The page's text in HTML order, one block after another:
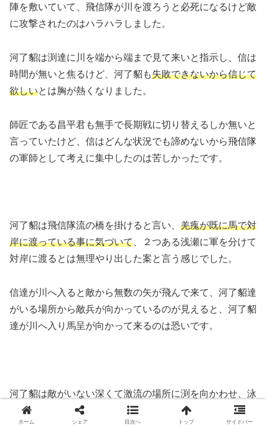
陣を敷いていて、飛信隊が川を渡ろうと必死になるけど敵
に攻撃されたのはハラハラしました。
河了貂は渕達に川を端から端まで見て来いと指示し、信は
時間が無いと焦るけど、河了貂も失敗できないから信じて
欲しいとは胸が熱くなりました。
師匠である昌平君も無手で長期戦に切り替えるしか無いと
言っていたけど、信はどんな状況でも諦めないから飛信隊
の軍師として考えに集中したのは苦しかったです。
河了貂は飛信隊流の橋を掛けると言い、 羌瘣が既に馬で対
岸に渡っている事に気づいて 、２つある浅瀬に軍を分けて
対岸に渡るとは無理やり出した案と言う感じでした。
信達が川へ入ると敵から無数の矢が飛んで来て、河了貂達
がいる場所から敵兵が向かっているのが見えると、河了貂
達が川へ入り馬呈が向かって来るのは恐いです。
河了貂は敵がいない深くて激流の場所に渕を向かわせ、泳
ぎの得意な者が対岸の大岩に縄を掛けるけど
兵士の一人が
流されてしまい 、渕の足が震えるのはドキドキしました。
ホーム シェア 目次へ トップ サイドバー